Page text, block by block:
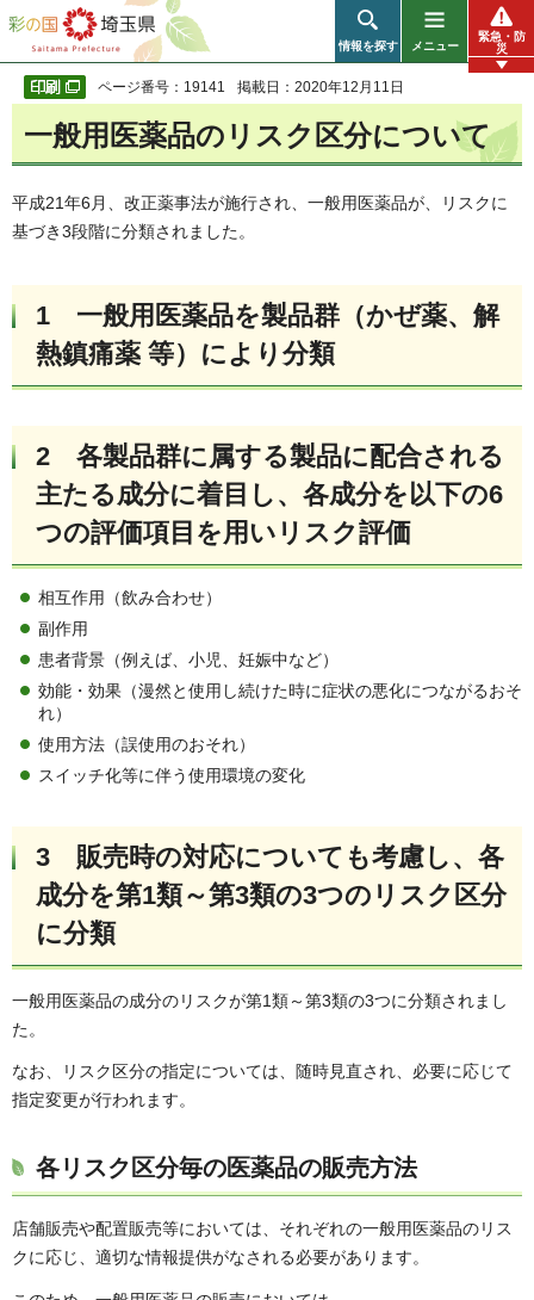
彩の国 埼玉県
情報を探す メニュー
緊急・防
災
ページ番号：19141 掲載日：2020年12月11日
一般用医薬品のリスク区分について
平成21年6月、改正薬事法が施行され、一般用医薬品が、リスクに
基づき3段階に分類されました。
1 一般用医薬品を製品群（かぜ薬、解
熱鎮痛薬 等）により分類
2 各製品群に属する製品に配合される
主たる成分に着目し、各成分を以下の6
つの評価項目を用いリスク評価
相互作用（飲み合わせ）
副作用
患者背景（例えば、小児、妊娠中など）
効能・効果（漫然と使用し続けた時に症状の悪化につながるおそ
れ）
使用方法（誤使用のおそれ）
スイッチ化等に伴う使用環境の変化
3 販売時の対応についても考慮し、各
成分を第1類～第3類の3つのリスク区分
に分類
一般用医薬品の成分のリスクが第1類～第3類の3つに分類されまし
た。
なお、リスク区分の指定については、随時見直され、必要に応じて
指定変更が行われます。
各リスク区分毎の医薬品の販売方法
店舗販売や配置販売等においては、それぞれの一般用医薬品のリス
クに応じ、適切な情報提供がなされる必要があります。